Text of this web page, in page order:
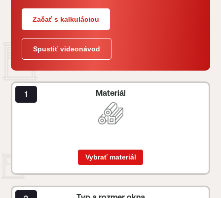
Začať s kalkuláciou
Spustiť videonávod
Materiál
Vybrať materiál